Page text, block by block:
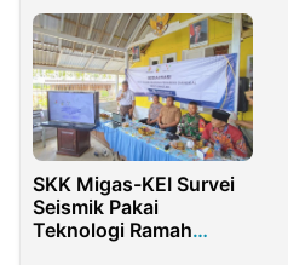
Tenaga Honorer
SKK Migas-KEI Survei
Seismik Pakai
Teknologi Ramah